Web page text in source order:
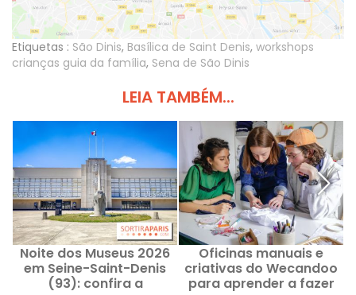
Etiquetas : São Dinis, Basílica de Saint Denis, workshops
crianças guia da família, Sena de São Dinis
LEIA TAMBÉM...
Noite dos Museus 2026
em Seine-Saint-Denis
(93): confira a
Oficinas manuais e
criativas do Wecandoo
para aprender a fazer